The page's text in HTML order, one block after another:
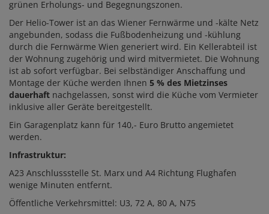
grünen Erholungs- und Begegnungszonen.
Der Helio-Tower ist an das Wiener Fernwärme und -kälte Netz
angebunden, sodass die Fußbodenheizung und -kühlung
durch die Fernwärme Wien generiert wird. Ein Kellerabteil ist
der Wohnung zugehörig und wird mitvermietet. Die Wohnung
ist ab sofort verfügbar. Bei selbständiger Anschaffung und
Montage der Küche werden Ihnen 5 % des Mietzinses
dauerhaft nachgelassen, sonst wird die Küche vom Vermieter
inklusive aller Geräte bereitgestellt.
Ein Garagenplatz kann für 140,- Euro Brutto angemietet
werden.
Infrastruktur:
A23 Anschlussstelle St. Marx und A4 Richtung Flughafen
wenige Minuten entfernt.
Öffentliche Verkehrsmittel: U3, 72 A, 80 A, N75